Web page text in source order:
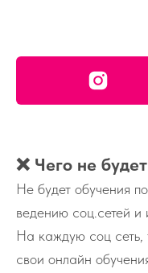
❌ Чего не
Не будет обучения
ведению соц.сетей и
На каждую соц сеть,
свои онлайн